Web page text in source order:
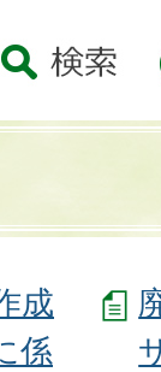
成
係